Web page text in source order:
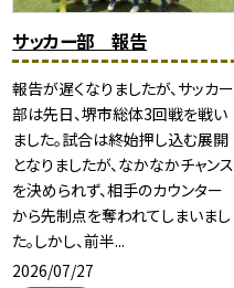
サッカー部 報告
報告が遅くなりましたが、サッカー
部は先日、堺市総体3回戦を戦い
ました。試合は終始押し込む展開
となりましたが、なかなかチャンス
を決められず、相手のカウンター
から先制点を奪われてしまいまし
た。しかし、前半...
2026/07/27